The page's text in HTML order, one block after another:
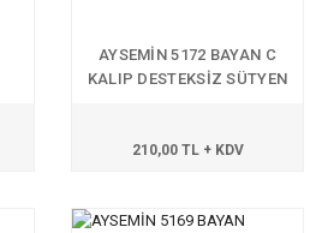
AYSEMİN 5172 BAYAN C
KALIP DESTEKSİZ SÜTYEN
210,00 TL + KDV